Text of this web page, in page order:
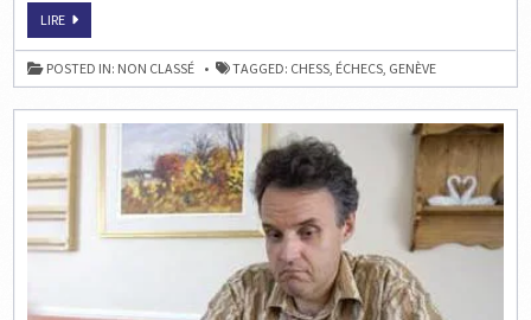
LIREÉCHECS
GENÈVE
:
BELA
KHOTENASHVILI
8/11
POSTED IN: NON CLASSÉ TAGGED: CHESS, ÉCHECS, GENÈVE